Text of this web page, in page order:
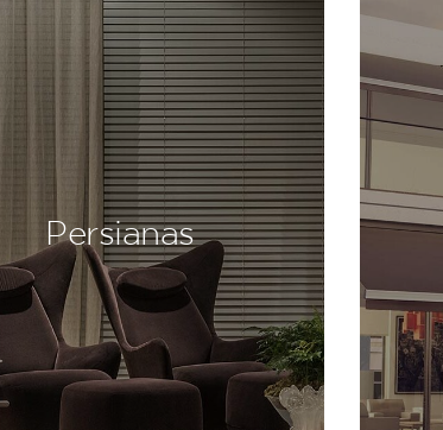
Persianas